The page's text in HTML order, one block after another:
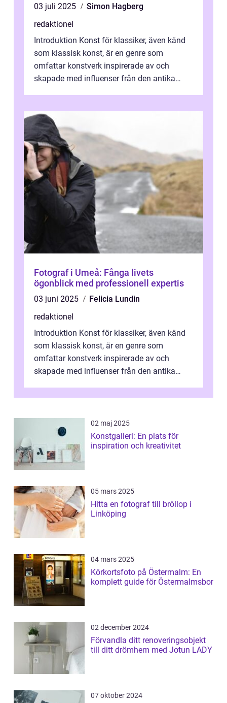
03 juli 2025
Simon Hagberg
redaktionel
Introduktion Konst för klassiker, även känd
som klassisk konst, är en genre som
omfattar konstverk inspirerade av och
skapade med influenser från den antika
Fotograf i Umeå: Fånga livets
ögonblick med professionell expertis
03 juni 2025
Felicia Lundin
redaktionel
Introduktion Konst för klassiker, även känd
som klassisk konst, är en genre som
omfattar konstverk inspirerade av och
skapade med influenser från den antika
ri...
02 maj 2025
Konstgalleri: En plats för
inspiration och kreativitet
05 mars 2025
Hitta en fotograf till bröllop i
Linköping
04 mars 2025
Körkortsfoto på Östermalm: En
komplett guide för Östermalmsbor
02 december 2024
Förvandla ditt renoveringsobjekt
till ditt drömhem med Jotun LADY
07 oktober 2024